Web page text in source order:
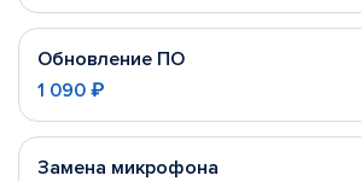
Обновление ПО
1 090 ₽
Замена микрофона